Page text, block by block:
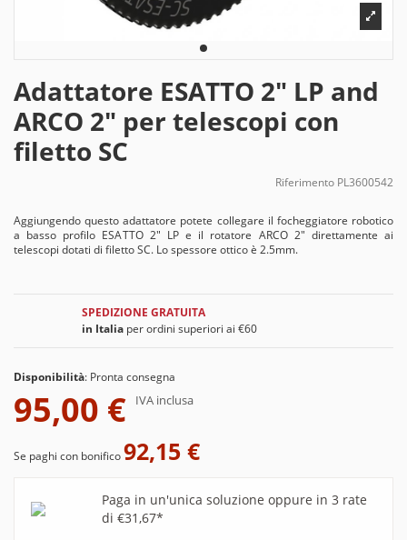
Adattatore ESATTO 2" LP and
ARCO 2" per telescopi con
filetto SC
Riferimento PL3600542
Aggiungendo questo adattatore potete collegare il focheggiatore robotico
a basso profilo ESATTO 2" LP e il rotatore ARCO 2" direttamente ai
telescopi dotati di filetto SC. Lo spessore ottico è 2.5mm.
SPEDIZIONE GRATUITA
in Italiaper ordini superiori ai €60
Disponibilità: Pronta consegna
95,00 € IVA inclusa
Se paghi con bonifico92,15 €
Paga in un'unica soluzione oppure in 3 rate
di €31,67*